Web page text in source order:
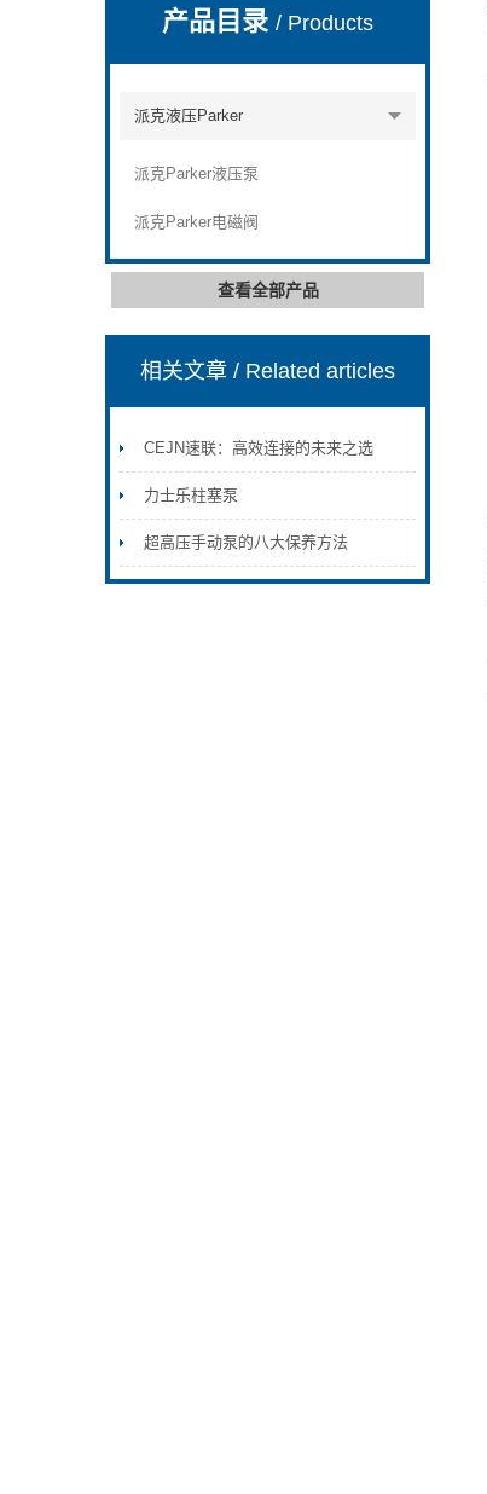
产品目录/ Products
派克液压Parker
派克Parker液压泵
派克Parker电磁阀
查看全部产品
相关文章/ Related articles
CEJN速联：高效连接的未来之选
力士乐柱塞泵
超高压手动泵的八大保养方法